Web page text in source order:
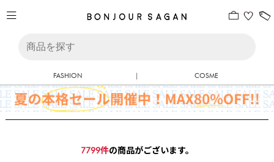
FASHION | COSME
7799件の商品がございます。